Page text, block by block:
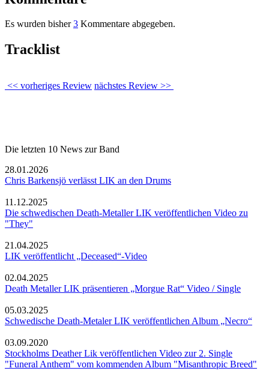
Es wurden bisher3 Kommentare abgegeben.
Tracklist
<< vorheriges Review nächstes Review >>
Die letzten 10 News zur Band
28.01.2026
Chris Barkensjö verlässt LIK an den Drums
11.12.2025
Die schwedischen Death-Metaller LIK veröffentlichen Video zu
"They"
21.04.2025
LIK veröffentlicht „Deceased“-Video
02.04.2025
Death Metaller LIK präsentieren „Morgue Rat“ Video / Single
05.03.2025
Schwedische Death-Metaler LIK veröffentlichen Album „Necro“
03.09.2020
Stockholms Deather Lik veröffentlichen Video zur 2. Single
"Funeral Anthem" vom kommenden Album "Misanthropic Breed"